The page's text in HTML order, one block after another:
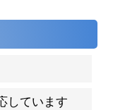
しています